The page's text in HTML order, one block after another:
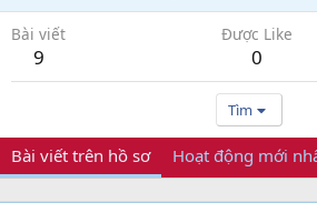
Bài viết
9
Được Like
0
Tìm
Bài viết trên hồ sơ Hoạt động mới